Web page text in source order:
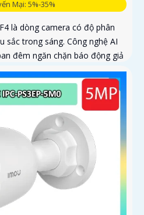
Mại: 5%-35%
là dòng camera có độ phân
sắc trong sáng. Công nghệ AI
đêm ngăn chặn báo động giả